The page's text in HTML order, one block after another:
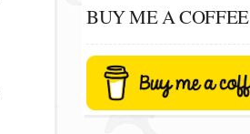
BUY ME A COFFEE